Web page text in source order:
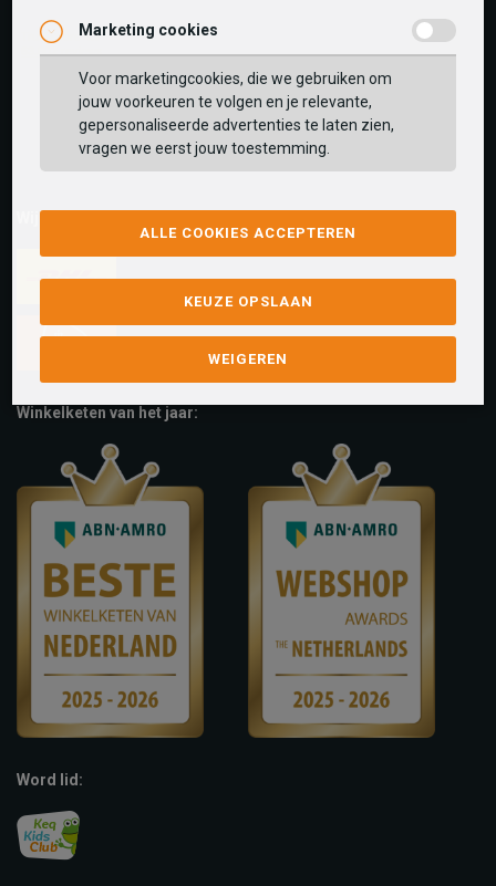
Wij versturen met:
Winkelketen van het jaar:
Word lid:
Marketing cookies
Voor marketingcookies, die we gebruiken om
jouw voorkeuren te volgen en je relevante,
gepersonaliseerde advertenties te laten zien,
vragen we eerst jouw toestemming.
ALLE COOKIES ACCEPTEREN
KEUZE OPSLAAN
WEIGEREN